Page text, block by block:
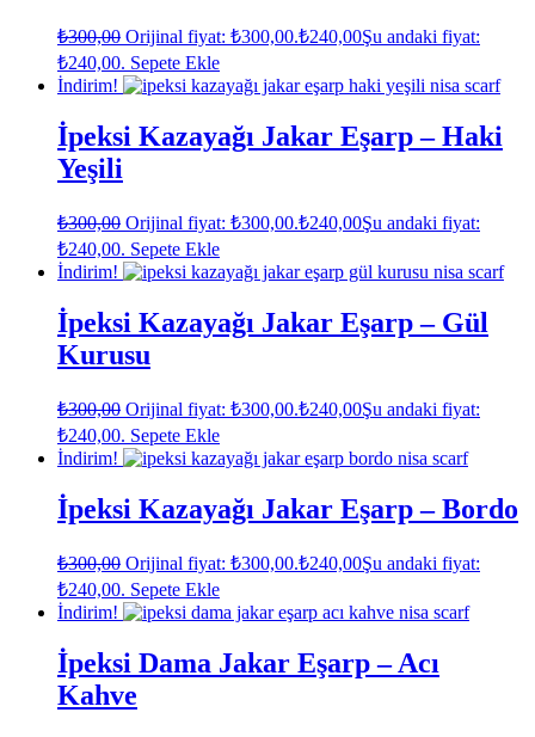
₺300,00 Orijinal fiyat: ₺300,00.₺240,00Şu andaki fiyat:
₺240,00. Sepete Ekle
İndirim!
İpeksi Kazayağı Jakar Eşarp – Haki
Yeşili
₺300,00 Orijinal fiyat: ₺300,00.₺240,00Şu andaki fiyat:
₺240,00. Sepete Ekle
İndirim!
İpeksi Kazayağı Jakar Eşarp – Gül
Kurusu
₺300,00 Orijinal fiyat: ₺300,00.₺240,00Şu andaki fiyat:
₺240,00. Sepete Ekle
İndirim!
İpeksi Kazayağı Jakar Eşarp – Bordo
₺300,00 Orijinal fiyat: ₺300,00.₺240,00Şu andaki fiyat:
₺240,00. Sepete Ekle
İndirim!
İpeksi Dama Jakar Eşarp – Acı
Kahve